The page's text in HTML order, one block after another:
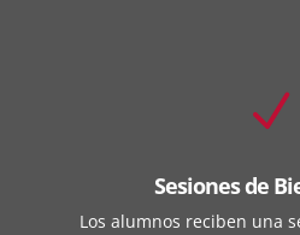
N
Sesiones de
Los alumnos reciben una